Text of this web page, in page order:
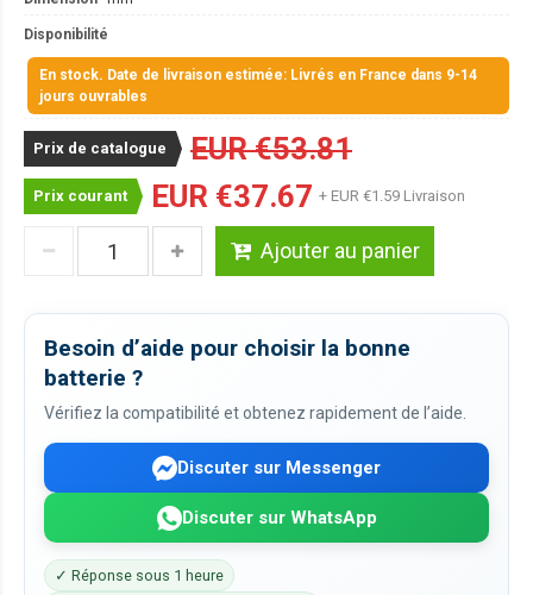
Disponibilité
En stock. Date de livraison estimée: Livrés en France dans 9-14
jours ouvrables
Prix de catalogue EUR €53.81
Prix courant EUR €37.67 + EUR €1.59 Livraison
Ajouter au panier
Besoin d’aide pour choisir la bonne
batterie ?
Vérifiez la compatibilité et obtenez rapidement de l’aide.
Discuter sur Messenger
Discuter sur WhatsApp
✓ Réponse sous 1 heure